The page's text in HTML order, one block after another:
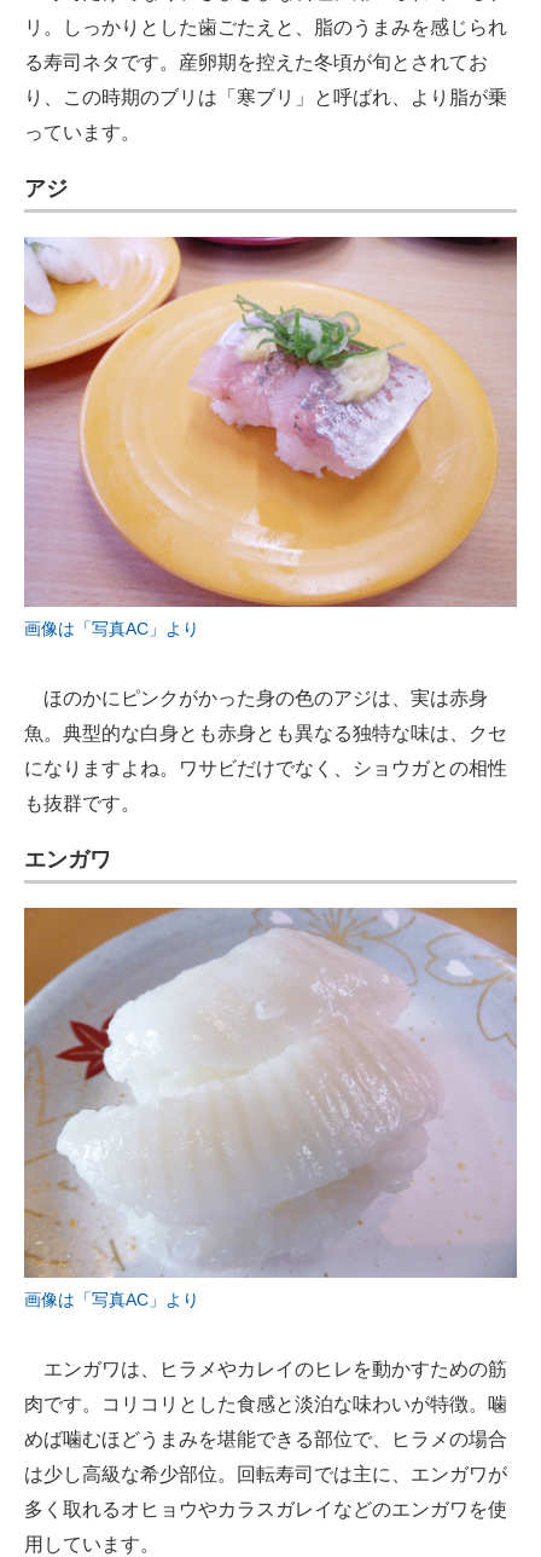
リ。しっかりとした歯ごたえと、脂のうまみを感じられ
る寿司ネタです。産卵期を控えた冬頃が旬とされてお
り、この時期のブリは「寒ブリ」と呼ばれ、より脂が乗
っています。
アジ
画像は「写真AC」より
ほのかにピンクがかった身の色のアジは、実は赤身
魚。典型的な白身とも赤身とも異なる独特な味は、クセ
になりますよね。ワサビだけでなく、ショウガとの相性
も抜群です。
エンガワ
画像は「写真AC」より
エンガワは、ヒラメやカレイのヒレを動かすための筋
肉です。コリコリとした食感と淡泊な味わいが特徴。噛
めば噛むほどうまみを堪能できる部位で、ヒラメの場合
は少し高級な希少部位。回転寿司では主に、エンガワが
多く取れるオヒョウやカラスガレイなどのエンガワを使
用しています。